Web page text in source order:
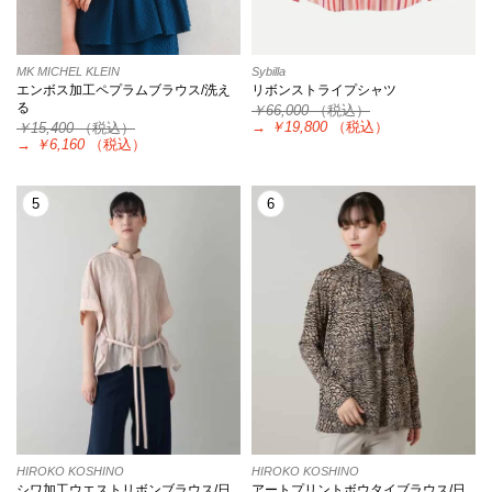
MK MICHEL KLEIN
エンボス加工ペプラムブラウス/洗え
る
￥15,400（税込）
→
￥6,160 （税込）
Sybilla
リボンストライプシャツ
￥66,000（税込）
→
￥19,800 （税込）
5
HIROKO KOSHINO
6
HIROKO KOSHINO